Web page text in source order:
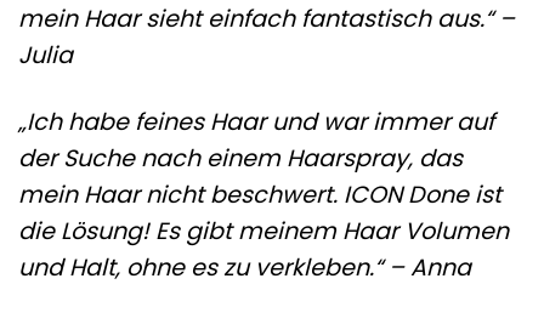
mein Haar sieht einfach fantastisch aus.“ –
Julia
„Ich habe feines Haar und war immer auf
der Suche nach einem Haarspray, das
mein Haar nicht beschwert. ICON Done ist
die Lösung! Es gibt meinem Haar Volumen
und Halt, ohne es zu verkleben.“ – Anna